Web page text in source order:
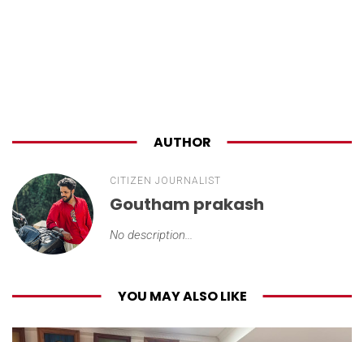
AUTHOR
CITIZEN JOURNALIST
Goutham prakash
No description...
YOU MAY ALSO LIKE